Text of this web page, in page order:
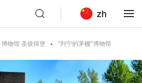
zh
博物馆 圣彼得堡 “列宁的茅棚”博物馆